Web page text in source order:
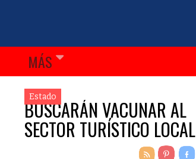
MÁS
Estado
BUSCARÁN VACUNAR AL
SECTOR TURÍSTICO LOCAL